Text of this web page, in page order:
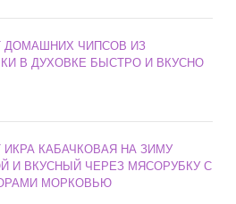
ДОМАШНИХ ЧИПСОВ ИЗ
В ДУХОВКЕ БЫСТРО И ВКУСНО
ИКРА КАБАЧКОВАЯ НА ЗИМУ
И ВКУСНЫЙ ЧЕРЕЗ МЯСОРУБКУ С
МОРКОВЬЮ